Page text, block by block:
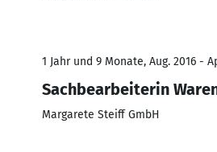
1 Jahr und 9 Monate, Aug. 2016 -
Sachbearbeiterin
Margarete Steiff GmbH